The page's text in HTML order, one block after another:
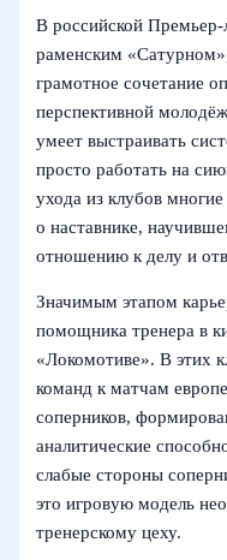
В российской Премьер-
раменским
грамотное сочетание
перспективной
умеет выстраивать
просто работать на
ухода из клубов
о наставнике,
отношению к делу и
Значимым этапом
помощника тренера в
«Локомотиве». В этих
команд к матчам
соперников,
аналитические
слабые стороны
это игровую модель
тренерскому цеху.